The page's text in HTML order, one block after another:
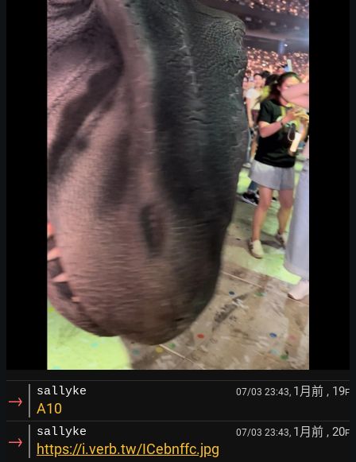
→ sallyke 07/03 23:43, 1月前 , 19F
A10
→ sallyke 07/03 23:43, 1月前 , 20F
https://i.verb.tw/ICebnffc.jpg